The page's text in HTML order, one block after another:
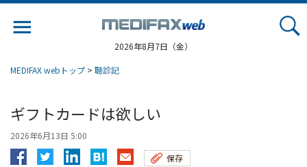
2026年8月7日（金）
MEDIFAX webトップ > 聴診記
ギフトカードは欲しい
2026年6月13日 5:00
保存